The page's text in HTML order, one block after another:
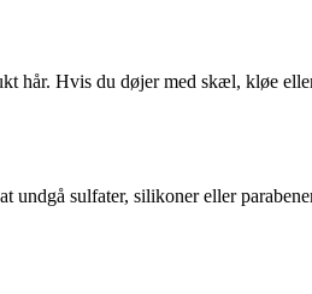
hår. Hvis du døjer med skæl, kløe
sulfater, silikoner eller